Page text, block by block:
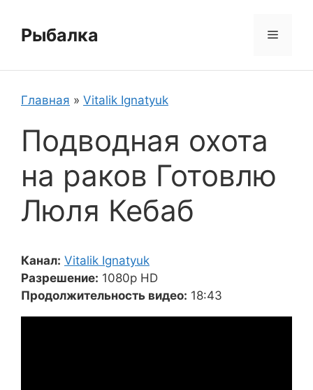
содержимому
Рыбалка Меню
Главная » Vitalik Ignatyuk
Подводная охота
на раков Готовлю
Люля Кебаб
Канал: Vitalik Ignatyuk
Разрешение: 1080p HD
Продолжительность видео: 18:43